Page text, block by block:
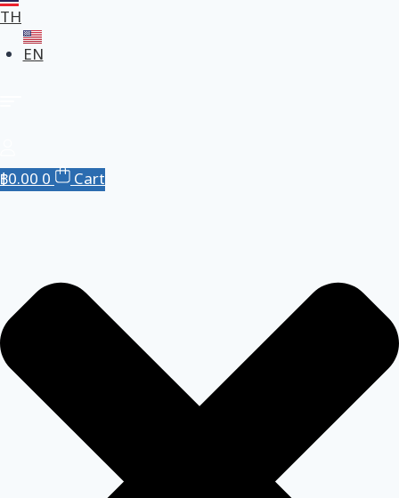
TH
EN
฿0.000 Cart